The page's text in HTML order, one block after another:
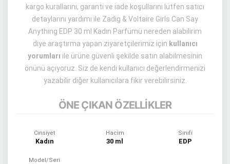
kargo kurallarını, garanti ve iade koşullarını lütfen satıcı
detaylarını yardımı ile Zadig & Voltaire Girls Can Say
Anything EDP 30 ml Kadın Parfümü nereden alabilirim
diye araştırma yapan ziyaretçilerimiz için kullanıcı
yorumları ile ürüne güvenli şekilde satın alabilmesinin
önünü açıyoruz. Siz de kendi kullanıcı değerlendirmenizi
yazabilir diğer kullanıcılara fikir verebilirsiniz.
ÖNE ÇIKAN ÖZELLİKLER
Cinsiyet
Kadın
Hacim
30 ml
Sınıfı
EDP
Model/Seri